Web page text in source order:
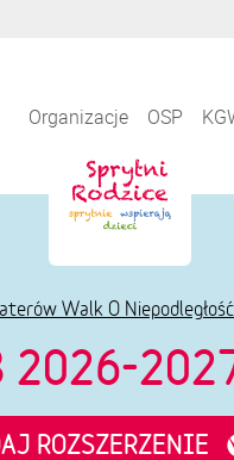
Organizacje OSP
Walk O
2026-
ROZSZERZENIE